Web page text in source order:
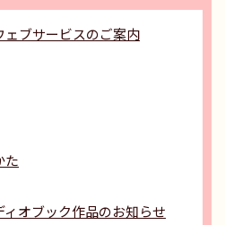
ブサービスのご案内
た
オブック作品のお知らせ